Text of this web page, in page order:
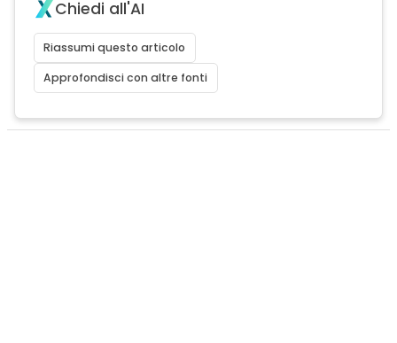
Chiedi all'AI
Riassumi questo articolo
Approfondisci con altre fonti